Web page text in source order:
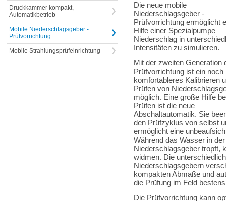
Druckkammer kompakt,
Automatikbetrieb
Mobile Niederschlagsgeber -
Prüfvorrichtung
Mobile Strahlungsprüfeinrichtung
Die neue mobile
Niederschlagsgeber -
Prüfvorrichtung ermöglicht
Hilfe einer Spezialpumpe
Niederschlag in
Intensitäten zu simulieren.
Mit der zweiten Generation
Prüfvorrichtung ist ein noch
komfortableres Kalibrieren
Prüfen von
möglich. Eine große Hilfe
Prüfen ist die neue
Abschaltautomatik. Sie
den Prüfzyklus von selbst
ermöglicht eine
Während das Wasser in
Niederschlagsgeber tropft,
widmen. Die
Niederschlagsgebern
kompakten Abmaße und
die Prüfung im Feld
Die Prüfvorrichtung kann